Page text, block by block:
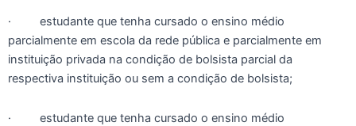
· estudante que tenha cursado o ensino médio
parcialmente em escola da rede pública e parcialmente em
instituição privada na condição de bolsista parcial da
respectiva instituição ou sem a condição de bolsista;
· estudante que tenha cursado o ensino médio